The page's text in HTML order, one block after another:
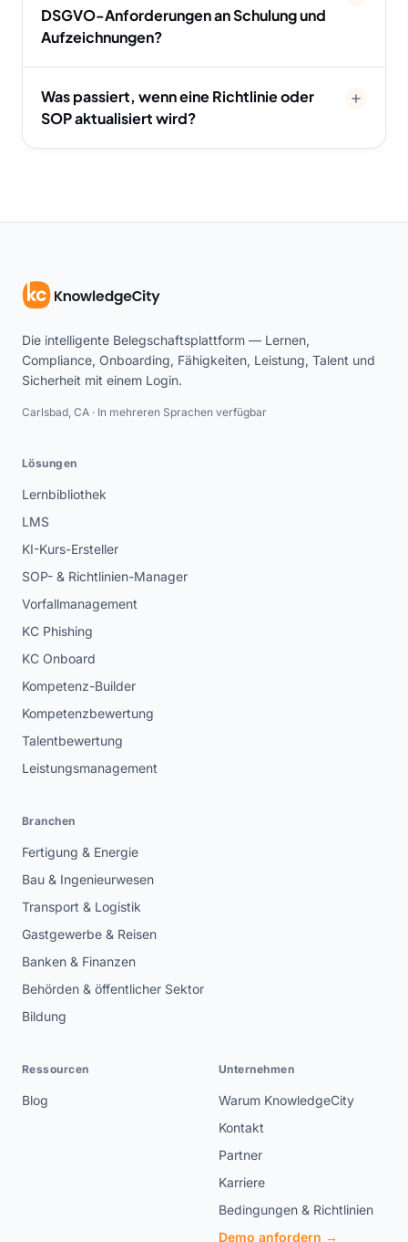
DSGVO-Anforderungen an Schulung und
Aufzeichnungen?
Was passiert, wenn eine Richtlinie oder
SOP aktualisiert wird?
Die intelligente Belegschaftsplattform — Lernen,
Compliance, Onboarding, Fähigkeiten, Leistung, Talent und
Sicherheit mit einem Login.
Carlsbad, CA · In mehreren Sprachen verfügbar
Lösungen
Lernbibliothek
LMS
KI-Kurs-Ersteller
SOP- & Richtlinien-Manager
Vorfallmanagement
KC Phishing
KC Onboard
Kompetenz-Builder
Kompetenzbewertung
Talentbewertung
Leistungsmanagement
Branchen
Fertigung & Energie
Bau & Ingenieurwesen
Transport & Logistik
Gastgewerbe & Reisen
Banken & Finanzen
Behörden & öffentlicher Sektor
Bildung
Ressourcen
Blog
Unternehmen
Warum KnowledgeCity
Kontakt
Partner
Karriere
Bedingungen & Richtlinien
Demo anfordern →